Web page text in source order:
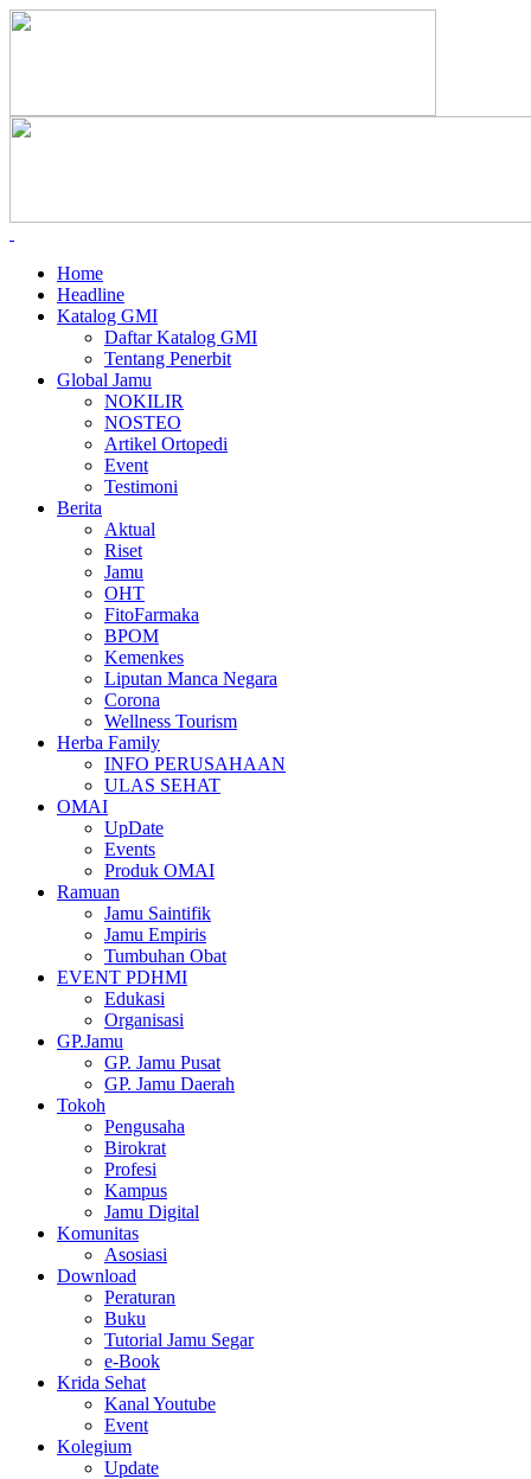
Home
Headline
Katalog GMI
Daftar Katalog GMI
Tentang Penerbit
Global Jamu
NOKILIR
NOSTEO
Artikel Ortopedi
Event
Testimoni
Berita
Aktual
Riset
Jamu
OHT
FitoFarmaka
BPOM
Kemenkes
Liputan Manca Negara
Corona
Wellness Tourism
Herba Family
INFO PERUSAHAAN
ULAS SEHAT
OMAI
UpDate
Events
Produk OMAI
Ramuan
Jamu Saintifik
Jamu Empiris
Tumbuhan Obat
EVENT PDHMI
Edukasi
Organisasi
GP.Jamu
GP. Jamu Pusat
GP. Jamu Daerah
Tokoh
Pengusaha
Birokrat
Profesi
Kampus
Jamu Digital
Komunitas
Asosiasi
Download
Peraturan
Buku
Tutorial Jamu Segar
e-Book
Krida Sehat
Kanal Youtube
Event
Kolegium
Update